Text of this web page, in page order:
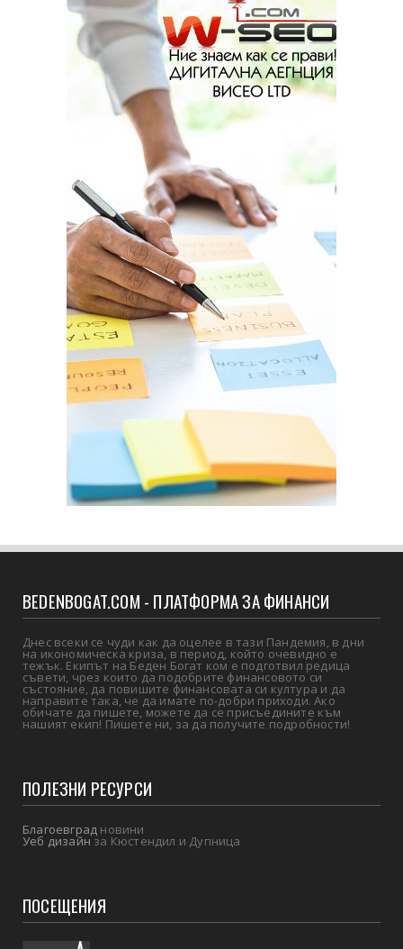
BEDENBOGAT.COM - ПЛАТФОРМА ЗА ФИНАНСИ
Днес всеки се чуди как да оцелее в тази Пандемия, в дни
на икономическа криза, в период, който очевидно е
тежък. Екипът на Беден Богат ком е подготвил редица
съвети, чрез които да подобрите финансовото си
състояние, да повишите финансовата си култура и да
направите така, че да имате по-добри приходи. Ако
обичате да пишете, можете да се присъедините към
нашият екип! Пишете ни, за да получите подробности!
ПОЛЕЗНИ РЕСУРСИ
Благоевград новини
Уеб дизайнза Кюстендил и Дупница
ПОСЕЩЕНИЯ